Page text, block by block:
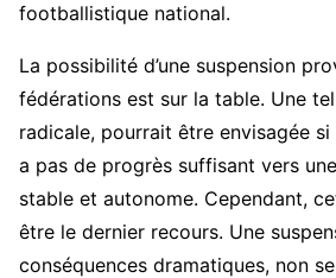
footballistique national.
La possibilité d’une suspension
fédérations est sur la table. Une
radicale, pourrait être envisagée si
a pas de progrès suffisant vers
stable et autonome. Cependant,
être le dernier recours. Une
conséquences dramatiques, non